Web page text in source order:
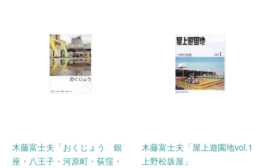
木藤富士夫「おくじょう 銀
座・八王子・河原町・荻窪・
木藤富士夫「屋上遊園地vol.1
上野松坂屋」